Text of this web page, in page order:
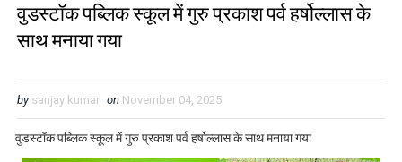
वुडस्टॉक पब्लिक स्कूल में गुरु प्रकाश पर्व हर्षोल्लास के
साथ मनाया गया
by sanjay kumar on November 04, 2025
वुडस्टॉक पब्लिक स्कूल में गुरु प्रकाश पर्व हर्षोल्लास के साथ मनाया गया